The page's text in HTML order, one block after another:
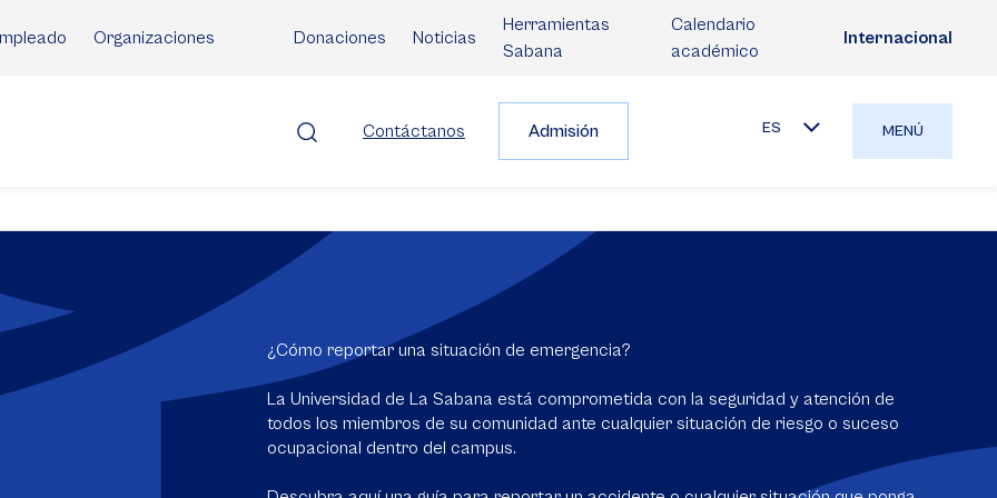
Organizaciones Donaciones Noticias
Herramientas
Sabana
Calendario
académico
Internacional
Contáctanos Admisión ES MENÚ
¿Cómo reportar una situación de emergencia?
La Universidad de La Sabana está comprometida con la seguridad y atención de
todos los miembros de su comunidad ante cualquier situación de riesgo o suceso
ocupacional dentro del campus.